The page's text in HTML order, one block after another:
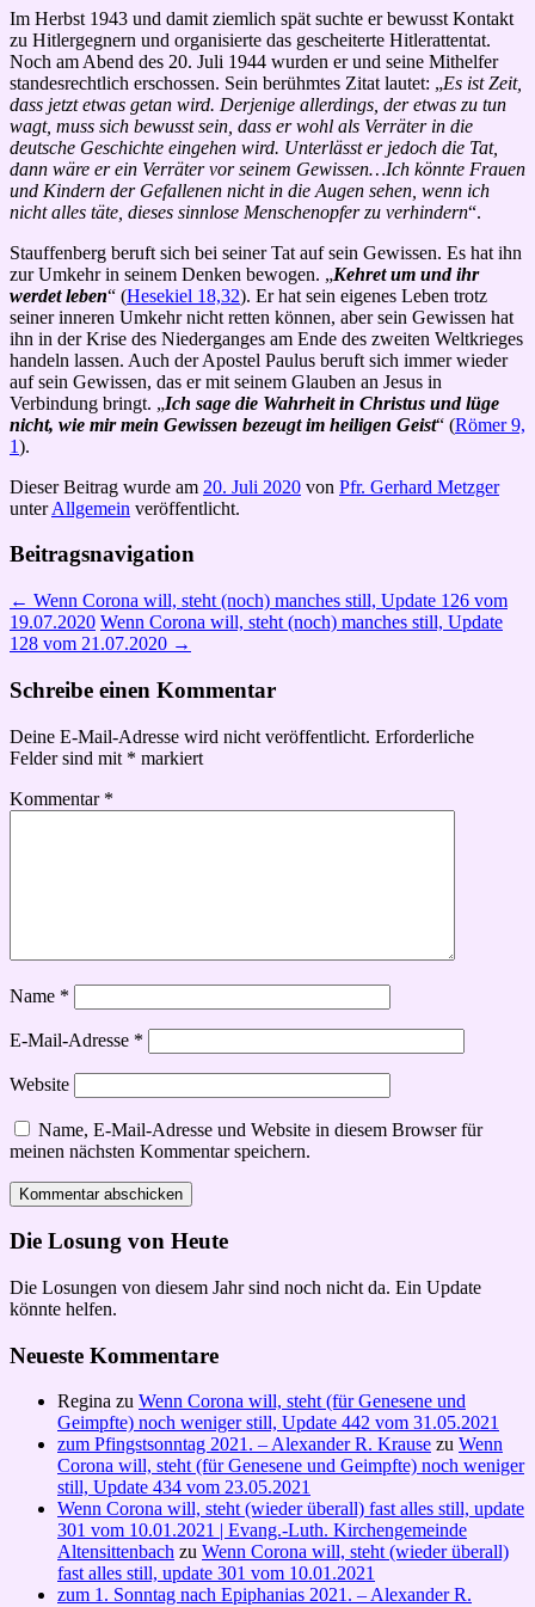
Im Herbst 1943 und damit ziemlich spät suchte er bewusst Kontakt
zu Hitlergegnern und organisierte das gescheiterte Hitlerattentat.
Noch am Abend des 20. Juli 1944 wurden er und seine Mithelfer
standesrechtlich erschossen. Sein berühmtes Zitat lautet: „Es ist Zeit,
dass jetzt etwas getan wird. Derjenige allerdings, der etwas zu tun
wagt, muss sich bewusst sein, dass er wohl als Verräter in die
deutsche Geschichte eingehen wird. Unterlässt er jedoch die Tat,
dann wäre er ein Verräter vor seinem Gewissen…Ich könnte Frauen
und Kindern der Gefallenen nicht in die Augen sehen, wenn ich
nicht alles täte, dieses sinnlose Menschenopfer zu verhindern“.
Stauffenberg beruft sich bei seiner Tat auf sein Gewissen. Es hat ihn
zur Umkehr in seinem Denken bewogen. „Kehret um und ihr
werdet leben“ (Hesekiel 18,32). Er hat sein eigenes Leben trotz
seiner inneren Umkehr nicht retten können, aber sein Gewissen hat
ihn in der Krise des Niederganges am Ende des zweiten Weltkrieges
handeln lassen. Auch der Apostel Paulus beruft sich immer wieder
auf sein Gewissen, das er mit seinem Glauben an Jesus in
Verbindung bringt. „Ich sage die Wahrheit in Christus und lüge
nicht, wie mir mein Gewissen bezeugt im heiligen Geist“ (Römer 9,
1).
Dieser Beitrag wurde am 20. Juli 2020 von Pfr. Gerhard Metzger
unterAllgemein veröffentlicht.
Beitragsnavigation
← Wenn Corona will, steht (noch) manches still, Update 126 vom
19.07.2020 Wenn Corona will, steht (noch) manches still, Update
128 vom 21.07.2020 →
Schreibe einen Kommentar
Deine E-Mail-Adresse wird nicht veröffentlicht. Erforderliche
Felder sind mit * markiert
Kommentar *
Name *
E-Mail-Adresse *
Website
Name, E-Mail-Adresse und Website in diesem Browser für
meinen nächsten Kommentar speichern.
Die Losung von Heute
Die Losungen von diesem Jahr sind noch nicht da. Ein Update
könnte helfen.
Neueste Kommentare
Regina zu Wenn Corona will, steht (für Genesene und
Geimpfte) noch weniger still, Update 442 vom 31.05.2021
zum Pfingstsonntag 2021. – Alexander R. Krause zu Wenn
Corona will, steht (für Genesene und Geimpfte) noch weniger
still, Update 434 vom 23.05.2021
Wenn Corona will, steht (wieder überall) fast alles still, update
301 vom 10.01.2021 | Evang.-Luth. Kirchengemeinde
Altensittenbach zu Wenn Corona will, steht (wieder überall)
fast alles still, update 301 vom 10.01.2021
zum 1. Sonntag nach Epiphanias 2021. – Alexander R.